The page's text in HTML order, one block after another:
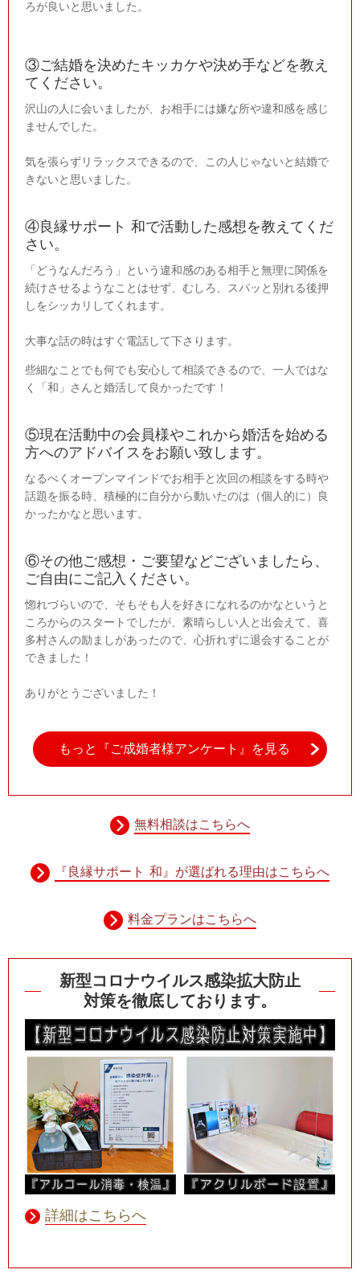
ろが良いと思いました。
③ご結婚を決めたキッカケや決め手などを教え
てください。
沢山の人に会いましたが、お相手には嫌な所や違和感を感じ
ませんでした。
気を張らずリラックスできるので、この人じゃないと結婚で
きないと思いました。
④良縁サポート 和で活動した感想を教えてくだ
さい。
「どうなんだろう」という違和感のある相手と無理に関係を
続けさせるようなことはせず、むしろ、スパッと別れる後押
しをシッカリしてくれます。
大事な話の時はすぐ電話して下さります。
些細なことでも何でも安心して相談できるので、一人ではな
く「和」さんと婚活して良かったです！
⑤現在活動中の会員様やこれから婚活を始める
方へのアドバイスをお願い致します。
なるべくオープンマインドでお相手と次回の相談をする時や
話題を振る時、積極的に自分から動いたのは（個人的に）良
かったかなと思います。
⑥その他ご感想・ご要望などございましたら、
ご自由にご記入ください。
惚れづらいので、そもそも人を好きになれるのかなというと
ころからのスタートでしたが、素晴らしい人と出会えて、喜
多村さんの励ましがあったので、心折れずに退会することが
できました！
ありがとうございました！
もっと『ご成婚者様アンケート』を見る
無料相談はこちらへ
『良縁サポート 和』が選ばれる理由はこちらへ
料金プランはこちらへ
新型コロナウイルス感染拡大防止
対策を徹底しております。
詳細はこちらへ